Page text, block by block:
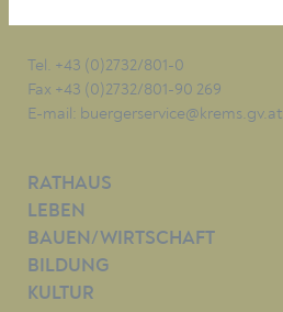
Tel. +43 (0)2732/801-0
Fax +43 (0)2732/801-90 269
E-mail: buergerservice@krems.gv.at
RATHAUS
LEBEN
BAUEN/WIRTSCHAFT
BILDUNG
KULTUR